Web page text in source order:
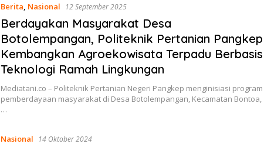
Berita, Nasional 12 September 2025
Berdayakan Masyarakat Desa
Botolempangan, Politeknik Pertanian Pangkep
Kembangkan Agroekowisata Terpadu Berbasis
Teknologi Ramah Lingkungan
Mediatani.co – Politeknik Pertanian Negeri Pangkep menginisiasi program
pemberdayaan masyarakat di Desa Botolempangan, Kecamatan Bontoa,
…
Nasional 14 Oktober 2024